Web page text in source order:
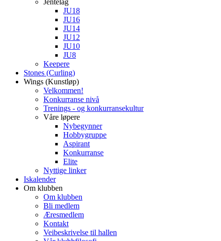
Jentelag
JU18
JU16
JU14
JU12
JU10
JU8
Keepere
Stones (Curling)
Wings (Kunstløp)
Velkommen!
Konkurranse nivå
Trenings - og konkurransekultur
Våre løpere
Nybegynner
Hobbygruppe
Aspirant
Konkurranse
Elite
Nyttige linker
Iskalender
Om klubben
Om klubben
Bli medlem
Æresmedlem
Kontakt
Veibeskrivelse til hallen